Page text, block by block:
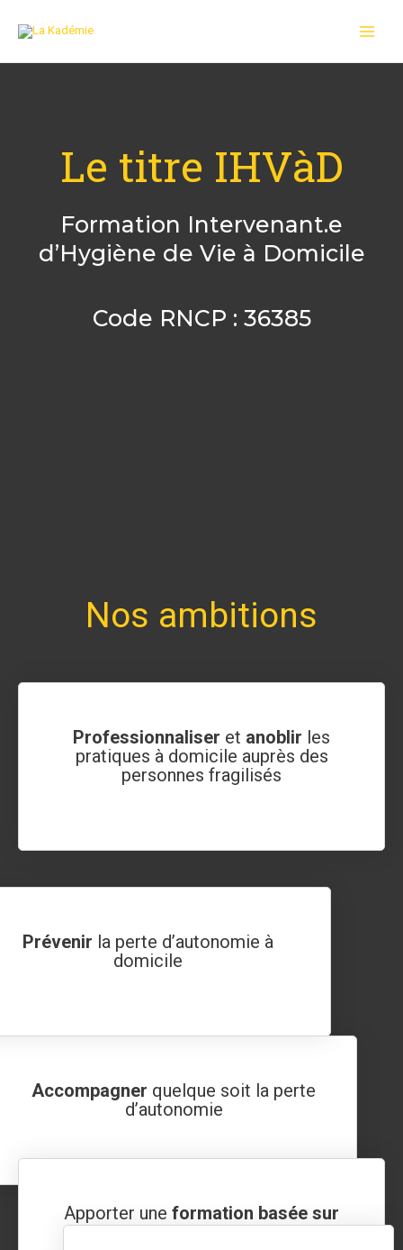
Le titre IHVàD
Formation Intervenant.e
d’Hygiène de Vie à Domicile
Code RNCP : 36385
Nos ambitions
Professionnaliser et anoblir les
pratiques à domicile auprès des
personnes fragilisés
Prévenir la perte d’autonomie à
domicile
Accompagner quelque soit la perte
d’autonomie
Apporter une formation basée sur
l’expérimentation vivanteet la